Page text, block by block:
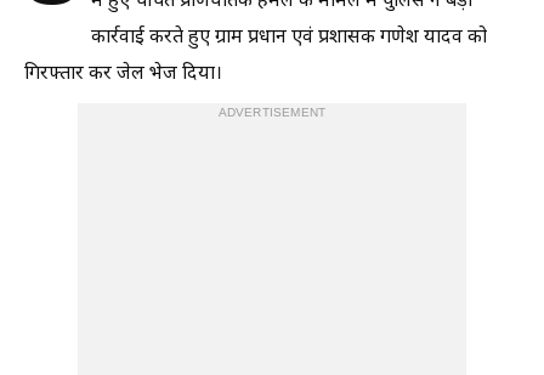
कार्रवाई करते हुए ग्राम प्रधान एवं प्रशासक गणेश यादव को
गिरफ्तार कर जेल भेज दिया।
ADVERTISEMENT